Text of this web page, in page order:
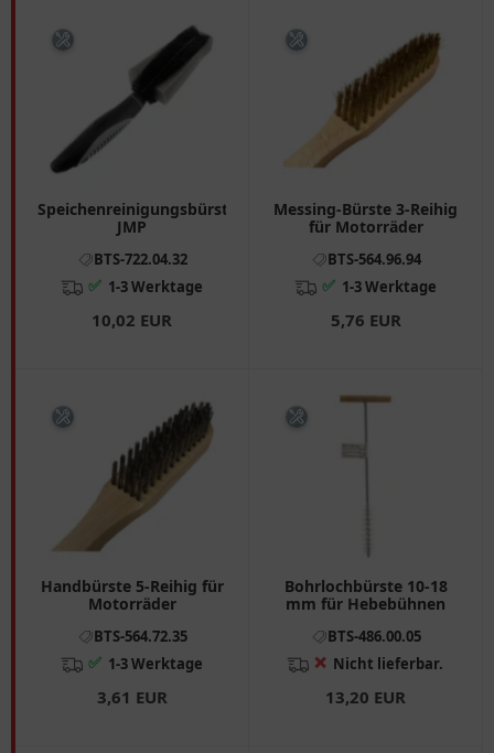
Speichenreinigungsbürste
JMP
BTS-722.04.32
✅ 1-3 Werktage
10,02 EUR
Messing-Bürste 3-Reihig
für Motorräder
BTS-564.96.94
✅ 1-3 Werktage
5,76 EUR
Handbürste 5-Reihig für
Motorräder
BTS-564.72.35
✅ 1-3 Werktage
3,61 EUR
Bohrlochbürste 10-18
mm für Hebebühnen
BTS-486.00.05
❌ Nicht lieferbar.
13,20 EUR